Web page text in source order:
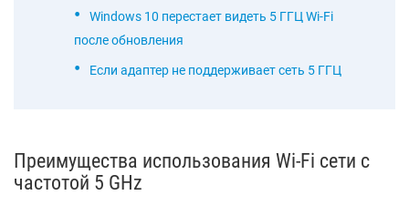
Windows 10 перестает видеть 5 ГГЦ Wi-Fi
после обновления
Если адаптер не поддерживает сеть 5 ГГЦ
Преимущества использования Wi-Fi сети с
частотой 5 GHz